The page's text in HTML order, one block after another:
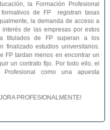
la Formación Profesional
de FP registran tasas
la demanda de acceso a
de las empresas por estos
titulados de FP superan a los
finalizado estudios universitarios.
FP tardan menos en encontrar un
un contrato fijo. Por todo ello, el
Profesional como una apuesta
PROFESIONALMENTE!